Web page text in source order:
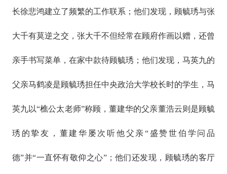
长徐悲鸿建立了频繁的工作联系；他们发现，顾毓琇与张
大千有莫逆之交，张大千不但经常在顾府作画以赠，还曾
亲手书写菜单，在家中款待顾毓琇；他们发现，马英九的
父亲马鹤凌是顾毓琇担任中央政治大学校长时的学生，马
英九以“樵公太老师”称顾，董建华的父亲董浩云则是顾毓
琇的挚友，董建华屡次听他父亲“盛赞世伯学问品
德”并“一直怀有敬仰之心”；他们还发现，顾毓琇的客厅